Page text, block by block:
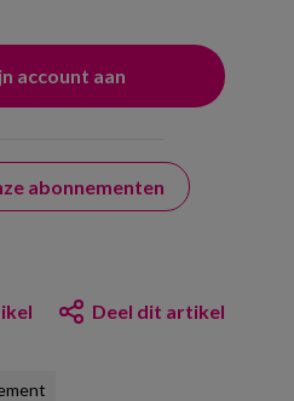
abonnementen
Deel dit artikel